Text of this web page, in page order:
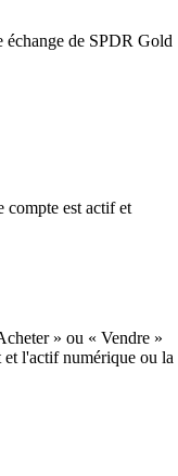
de SPDR Gold
est actif et
» ou « Vendre »
l'actif numérique ou la